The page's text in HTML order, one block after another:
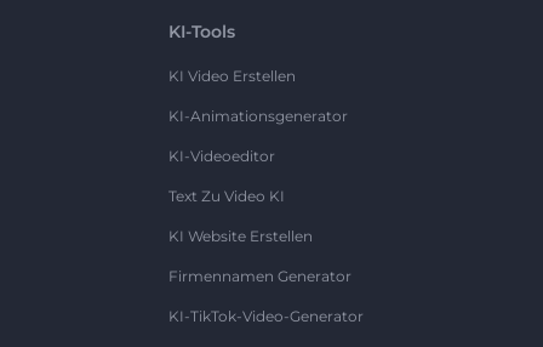
KI-Tools
KI Video Erstellen
KI-Animationsgenerator
KI-Videoeditor
Text Zu Video KI
KI Website Erstellen
Firmennamen Generator
KI-TikTok-Video-Generator